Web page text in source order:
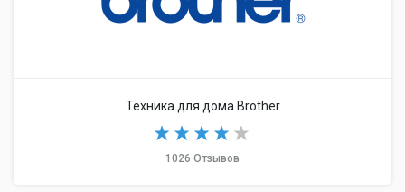
Техника для дома Brother
1026 Отзывов